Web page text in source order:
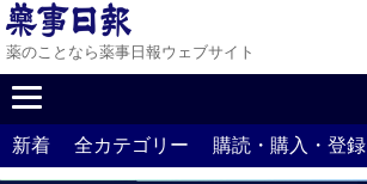
薬のことなら薬事日報ウェブサイト
新着 全カテゴリー 購読・購入・登録